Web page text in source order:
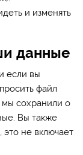
и изменять
данные
если вы
файл
мы сохранили о
Вы также
это не включает